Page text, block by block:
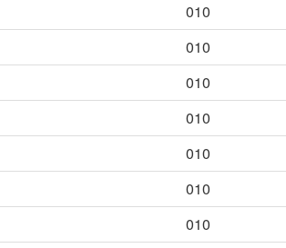
010
010
010
010
010
010
010